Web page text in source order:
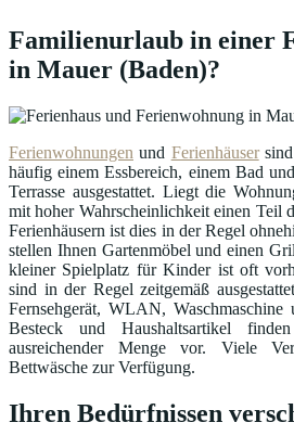
Familienurlaub in einer
in Mauer (Baden)?
Ferienwohnungen und Ferienhäusersind
häufig einem Essbereich, einem Bad
Terrasse ausgestattet. Liegt die
mit hoher Wahrscheinlichkeit einen Teil
Ferienhäusern ist dies in der Regel
stellen Ihnen Gartenmöbel und einen
kleiner Spielplatz für Kinder ist oft
sind in der Regel zeitgemäß
Fernsehgerät, WLAN, Waschmaschine
Besteck und Haushaltsartikel
ausreichender Menge vor. Viele
Bettwäsche zur Verfügung.
Ihren Bedürfnissen